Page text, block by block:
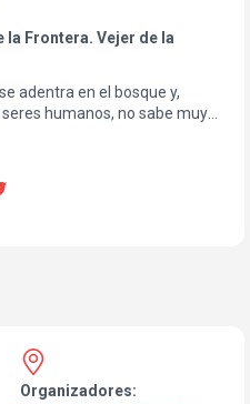
la Frontera. Vejer de la
adentra en el bosque y,
humanos, no sabe muy
o por dentro.
pieza de humor visual,
gesto, la imagen y la poesía
de encontrar el camino y
Organizadores: